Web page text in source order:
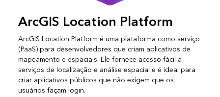
ArcGIS Location Platform
ArcGIS Location Platform é uma plataforma como serviço
(PaaS) para desenvolvedores que criam aplicativos de
mapeamento e espaciais. Ele fornece acesso fácil a
serviços de localização e análise espacial e é ideal para
criar aplicativos públicos que não exigem que os
usuários façam login.